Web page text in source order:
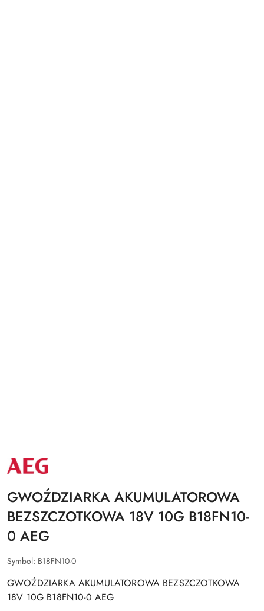
NAZWA
PRODUCENTA:
GWOŹDZIARKA AKUMULATOROWA
BEZSZCZOTKOWA 18V 10G B18FN10-
0 AEG
Symbol: B18FN10-0
GWOŹDZIARKA AKUMULATOROWA BEZSZCZOTKOWA
18V 10G B18FN10-0 AEG